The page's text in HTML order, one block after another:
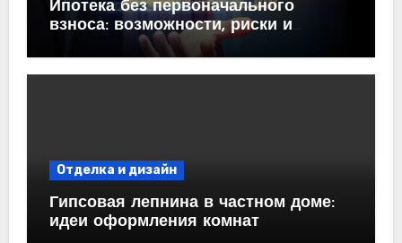
Ипотека без первоначального
взноса: возможности, риски и
практические рекомендации<
Отделка и дизайн
Гипсовая лепнина в частном доме:
идеи оформления комнат